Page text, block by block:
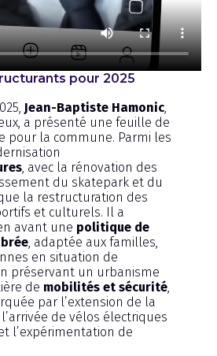
pour 2025
Jean-Baptiste Hamonic,
a présenté une feuille de
pour la commune. Parmi les
, avec la rénovation des
du skatepark et du
la restructuration des
et culturels. Il a
avant une politique de
, adaptée aux familles,
en situation de
préservant un urbanisme
de mobilités et sécurité,
par l’extension de la
de vélos électriques
l’expérimentation de